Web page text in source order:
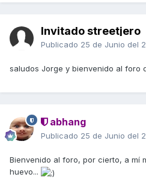
Invitado streetjero
Publicado 25 de Junio del
saludos Jorge y bienvenido al foro
abhang
Publicado 25 de Junio del
Bienvenido al foro, por cierto, a mí
huevo...